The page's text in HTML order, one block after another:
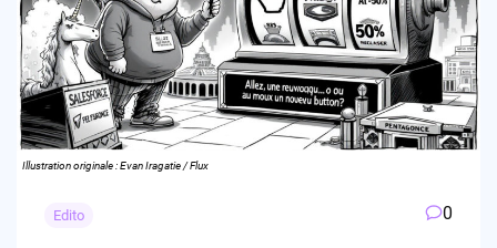
Illustration originale : Evan Iragatie / Flux
Edito 0